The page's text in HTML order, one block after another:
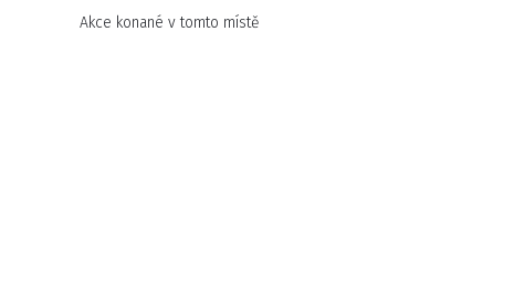
Akce konané v tomto místě